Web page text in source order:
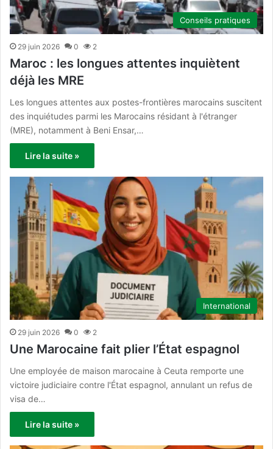
Conseils pratiques
29 juin 2026 0 2
Maroc : les longues attentes inquiètent
déjà les MRE
Les longues attentes aux postes-frontières marocains suscitent
des inquiétudes parmi les Marocains résidant à l'étranger
(MRE), notamment à Beni Ensar,…
Lire la suite »
International
29 juin 2026 0 2
Une Marocaine fait plier l’État espagnol
Une employée de maison marocaine à Ceuta remporte une
victoire judiciaire contre l'État espagnol, annulant un refus de
visa de…
Lire la suite »